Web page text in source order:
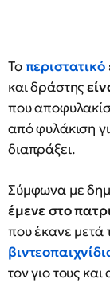
Τοπεριστατικό
και δράστης
που
από φυλάκιση
διαπράξει.
Σύμφωνα με
έμενε στο
που έκανε μετά
τον γιο τους